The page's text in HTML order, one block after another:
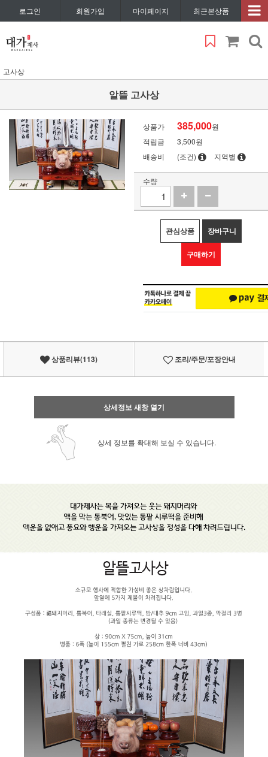
로그인 회원가입 마이페이지 최근본상품
고사상
알뜰 고사상
상품가 385,000원
적립금
3,500원
배송비
(조건) 지역별
수량
관심상품 장바구니
구매하기
상품리뷰(113) 조리/주문/포장안내
상세정보 새창 열기
상세 정보를 확대해 보실 수 있습니다.